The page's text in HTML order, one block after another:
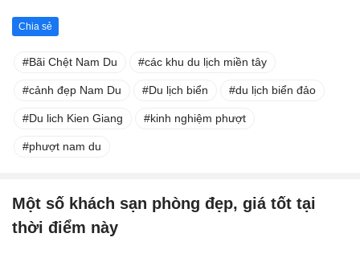
Chia sẻ
Bãi Chệt Nam Du các khu du lịch miền tây
cảnh đẹp Nam Du Du lịch biển du lịch biển đảo
Du lich Kien Giang kinh nghiệm phượt
phượt nam du
Một số khách sạn phòng đẹp, giá tốt tại
thời điểm này